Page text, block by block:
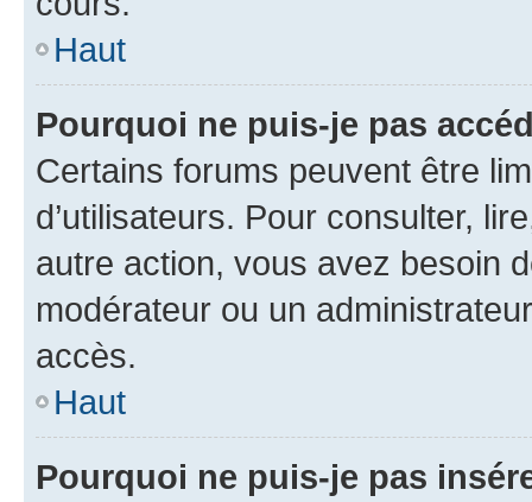
Haut
Pourquoi ne puis-je pas
Certains forums peuvent être
d’utilisateurs. Pour consulter,
autre action, vous avez besoin
modérateur ou un
accès.
Haut
Pourquoi ne puis-je pas